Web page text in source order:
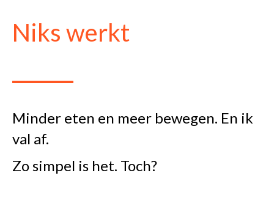
Niks werkt
Minder eten en meer bewegen. En ik
val af.
Zo simpel is het. Toch?